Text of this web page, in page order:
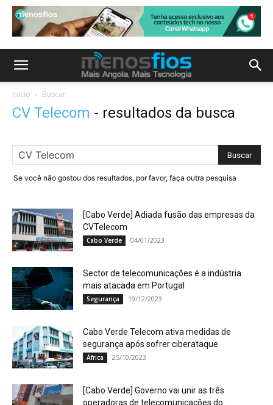
Início Buscar
CV Telecom - resultados da busca
Se você não gostou dos resultados, por favor, faça outra pesquisa
[Cabo Verde] Adiada fusão das empresas da
CVTelecom
Cabo Verde 04/01/2023
Sector de telecomunicações é a indústria
mais atacada em Portugal
Segurança 19/12/2023
Cabo Verde Telecom ativa medidas de
segurança após sofrer ciberataque
África 25/10/2023
[Cabo Verde] Governo vai unir as três
operadoras de telecomunicações do...